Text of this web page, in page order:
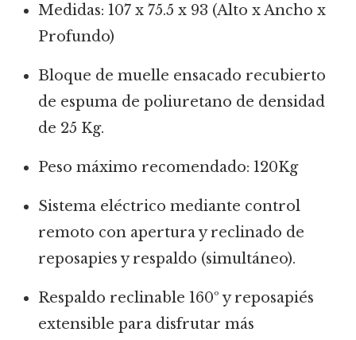
Medidas: 107 x 75.5 x 93 (Alto x Ancho x
Profundo)
Bloque de muelle ensacado recubierto
de espuma de poliuretano de densidad
de 25 Kg.
Peso máximo recomendado: 120Kg
Sistema eléctrico mediante control
remoto con apertura y reclinado de
reposapies y respaldo (simultáneo).
Respaldo reclinable 160º y reposapiés
extensible para disfrutar más